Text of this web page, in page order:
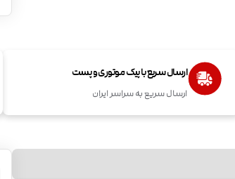
ارسال سریع با پیک موتوری و پست
ارسال سریع به سراسر ایران